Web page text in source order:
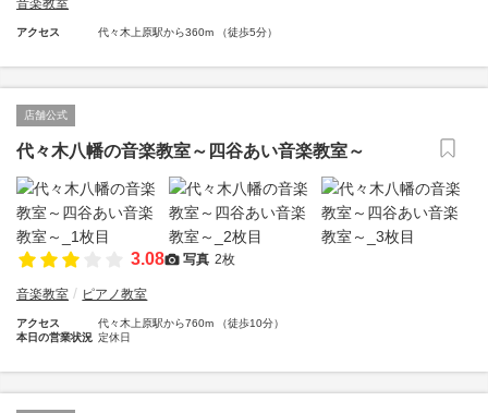
音楽教室
アクセス 代々木上原駅から360m （徒歩5分）
店舗公式
代々木八幡の音楽教室～四谷あい音楽教室～
3.08 写真 2枚
音楽教室 ピアノ教室
アクセス
代々木上原駅から760m （徒歩10分）
本日の営業状況 定休日